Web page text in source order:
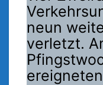
neun
verletzt.